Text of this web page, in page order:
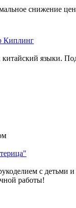
снижение
Киплинг
языки.
с детьми
работы!